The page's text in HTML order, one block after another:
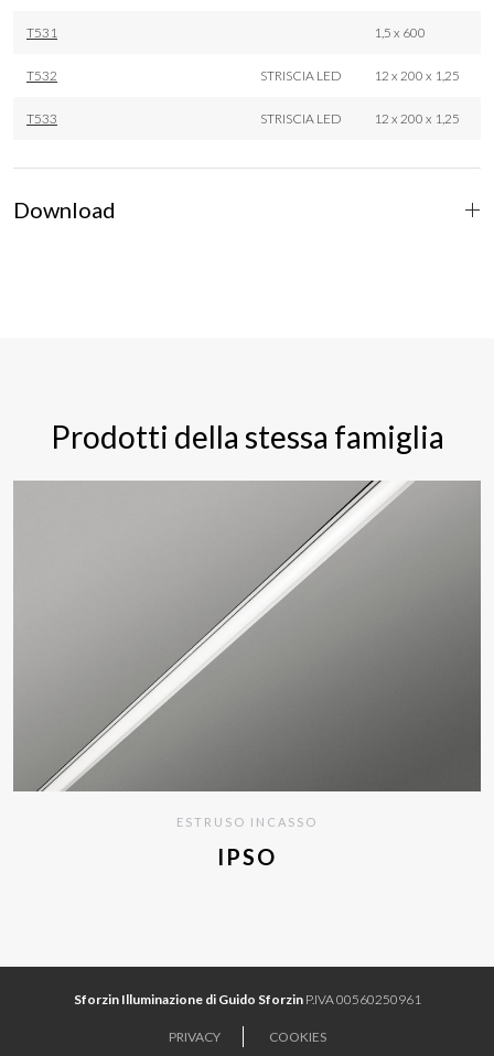
T531 1,5 x 600
T532 STRISCIA LED 12 x 200 x 1,25
T533 STRISCIA LED 12 x 200 x 1,25
Download
Prodotti della stessa famiglia
ESTRUSO INCASSO
IPSO
Sforzin Illuminazione di Guido SforzinP.IVA 00560250961
PRIVACY COOKIES